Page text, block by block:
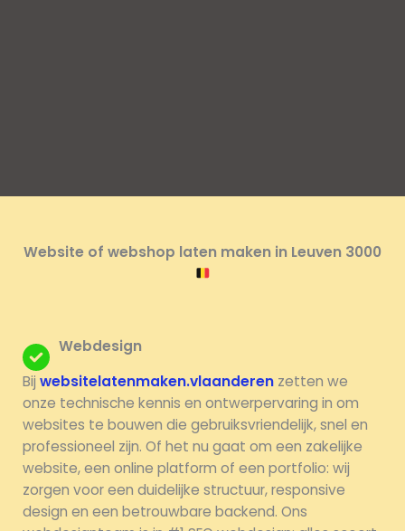
Website of webshop laten maken in Leuven 3000
Webdesign
Bij websitelatenmaken.vlaanderen zetten we
onze technische kennis en ontwerpervaring in om
websites te bouwen die gebruiksvriendelijk, snel en
professioneel zijn. Of het nu gaat om een zakelijke
website, een online platform of een portfolio: wij
zorgen voor een duidelijke structuur, responsive
design en een betrouwbare backend. Ons